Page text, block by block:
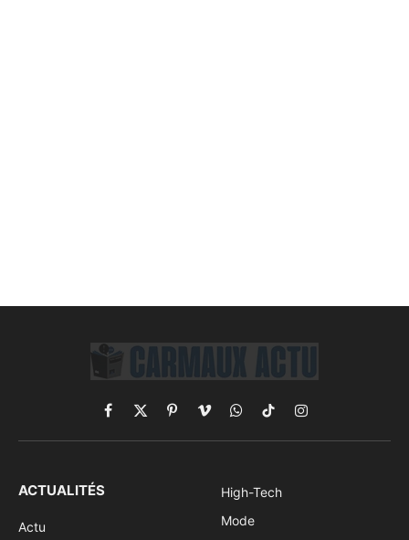
Facebook
X
(Twitter)
PinterestVimeoWhatsApp
TikTokInstagram
ACTUALITÉS
Actu
High-Tech
Mode